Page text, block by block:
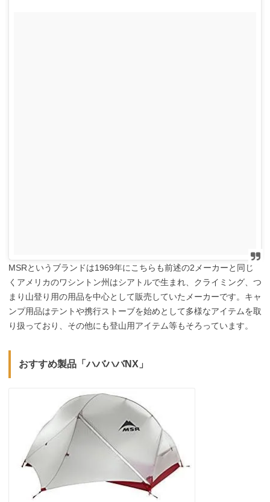
MSRというブランドは1969年にこちらも前述の2メーカーと同じ
くアメリカのワシントン州はシアトルで生まれ、クライミング、つ
まり山登り用の用品を中心として販売していたメーカーです。キャ
ンプ用品はテントや携行ストーブを始めとして多様なアイテムを取
り扱っており、その他にも登山用アイテム等もそろっています。
おすすめ製品「ハバハバNX」